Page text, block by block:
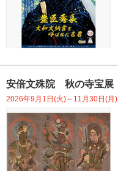
安倍文殊院 秋の寺宝展
2026年9月1日(火)～11月30日(月)